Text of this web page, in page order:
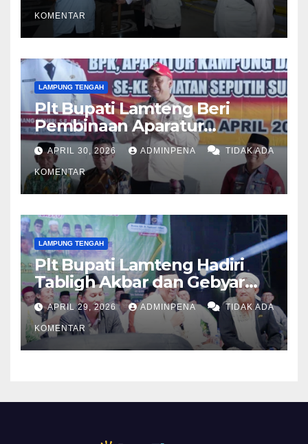
KOMENTAR
LAMPUNG TENGAH
Plt Bupati Lamteng Beri
Pembinaan Aparatur
Kampung
APRIL 30, 2026 ADMINPENA TIDAK ADA
KOMENTAR
LAMPUNG TENGAH
Plt Bupati Lamteng Hadiri
Tabligh Akbar dan Gebyar
Sholawat JASKO di Ponpes
Tahfidzul Quran Al Fattah
APRIL 29, 2026 ADMINPENA TIDAK ADA
KOMENTAR